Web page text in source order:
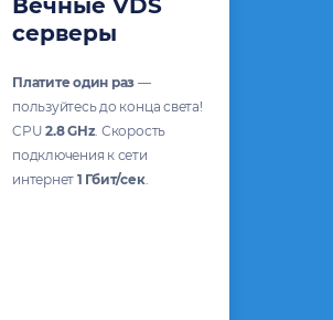
Вечные VDS
серверы
Платите один раз —
пользуйтесь до конца света!
CPU2.8 GHz. Скорость
подключения к сети
интернет 1 Гбит/сек.